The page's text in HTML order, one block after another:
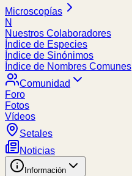
Microscopías
N
Nuestros Colaboradores
Índice de Especies
Índice de Sinónimos
Índice de Nombres Comunes
Comunidad
Foro
Fotos
Vídeos
Setales
Noticias
Información